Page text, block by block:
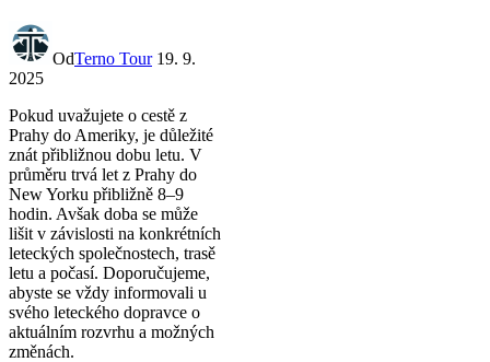
OdTerno Tour 19. 9.
2025
Pokud uvažujete o cestě z
Prahy do Ameriky, je důležité
znát přibližnou dobu letu. V
průměru trvá let z Prahy do
New Yorku přibližně 8–9
hodin. Avšak doba se může
lišit v závislosti na konkrétních
leteckých společnostech, trasě
letu a počasí. Doporučujeme,
abyste se vždy informovali u
svého leteckého dopravce o
aktuálním rozvrhu a možných
změnách.